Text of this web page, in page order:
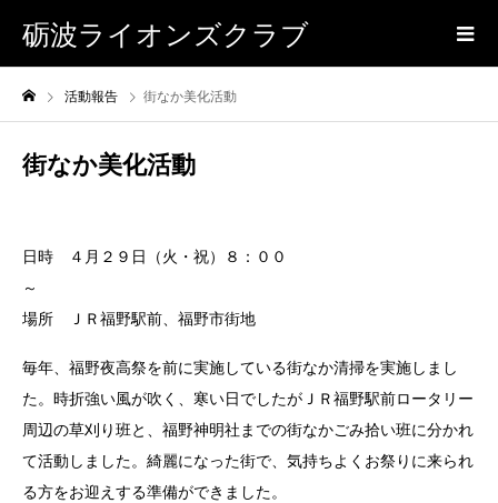
砺波ライオンズクラブ
活動報告 街なか美化活動
街なか美化活動
日時 ４月２９日（火・祝）８：００
場所 ＪＲ福野駅前、福野市街地
毎年、福野夜高祭を前に実施している街なか清掃を実施しまし
た。時折強い風が吹く、寒い日でしたがＪＲ福野駅前ロータリー
周辺の草刈り班と、福野神明社までの街なかごみ拾い班に分かれ
て活動しました。綺麗になった街で、気持ちよくお祭りに来られ
る方をお迎えする準備ができました。